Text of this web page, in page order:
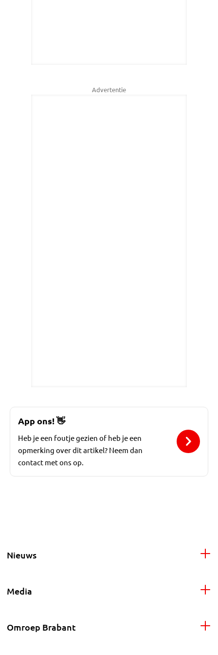
Advertentie
App ons! 👋
Heb je een foutje gezien of heb je een
opmerking over dit artikel? Neem dan
contact met ons op.
Nieuws
Media
Omroep Brabant